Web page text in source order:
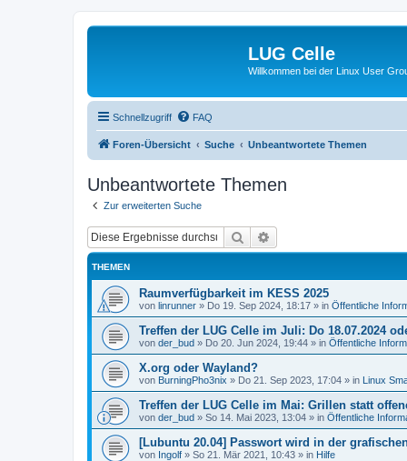
LUG Celle
Willkommen bei der Linux User
Schnellzugriff FAQ
Foren-Übersicht Suche Unbeantwortete Themen
Unbeantwortete Themen
Zur erweiterten Suche
Suche
THEMEN
Raumverfügbarkeit im KESS 2025
von linrunner » Do 19. Sep 2024, 18:17 » in Öffentliche
Treffen der LUG Celle im Juli: Do 18.07.2024
von der_bud » Do 20. Jun 2024, 19:44 » in Öffentliche
X.org oder Wayland?
von BurningPho3nix » Do 21. Sep 2023, 17:04 » in Linux
Treffen der LUG Celle im Mai: Grillen statt
von der_bud » So 14. Mai 2023, 13:04 » in Öffentliche
[Lubuntu 20.04] Passwort wird in der
von Ingolf » So 21. Mär 2021, 10:43 » in Hilfe